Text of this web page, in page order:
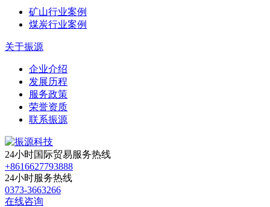
矿山行业案例
煤炭行业案例
关于振源
企业介绍
发展历程
服务政策
荣誉资质
联系振源
24小时国际贸易服务热线
+8616627793888
24小时服务热线
0373-3663266
在线咨询